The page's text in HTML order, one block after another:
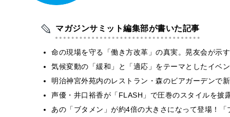
マガジンサミット編集部が書いた記事
命の現場を守る「働き方改革」の真実。晃友会が示
気候変動の「緩和」と「適応」をテーマとしたイベ
明治神宮外苑内のレストラン・森のビアガーデンで
声優・井口裕香が「FLASH」で圧巻のスタイルを
あの「ブタメン」が約4倍の大きさになって登場！